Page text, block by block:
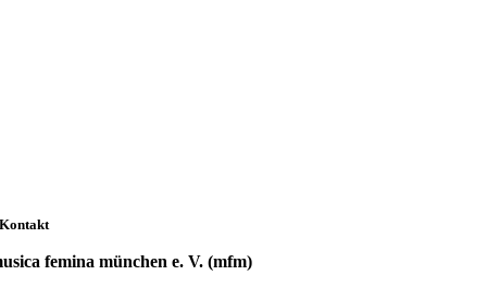
Kontakt
femina münchen e. V. (mfm)